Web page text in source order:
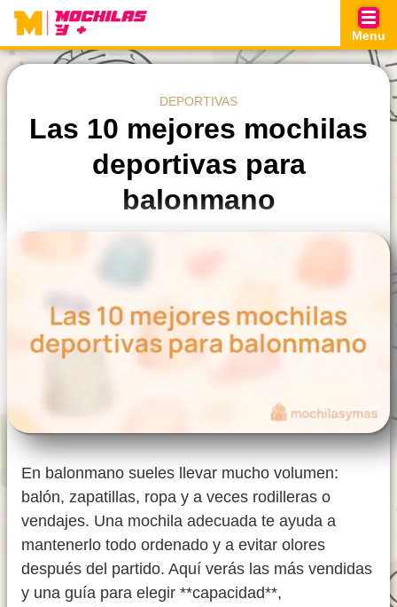
Skip
content
Menu
DEPORTIVAS
Las 10 mejores mochilas
deportivas para
balonmano
En balonmano sueles llevar mucho volumen:
balón, zapatillas, ropa y a veces rodilleras o
vendajes. Una mochila adecuada te ayuda a
mantenerlo todo ordenado y a evitar olores
después del partido. Aquí verás las más vendidas
y una guía para elegir **capacidad**,